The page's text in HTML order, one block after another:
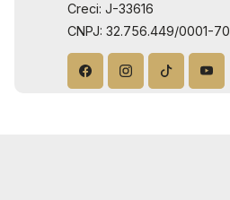
Creci: J-33616
CNPJ: 32.756.449/0001-70